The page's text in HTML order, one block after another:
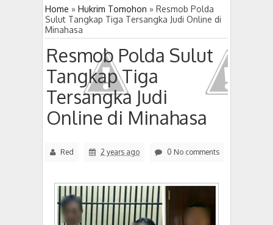
08:03 AM
ADVETORIAL JONRU GANTIKAN MONO PIMPIN DPRD
Home » Hukrim Tomohon » Resmob Polda
Sulut Tangkap Tiga Tersangka Judi Online di
Minahasa
Resmob Polda Sulut
Tangkap Tiga
Tersangka Judi
Online di Minahasa
Red 2 years ago 0 No comments